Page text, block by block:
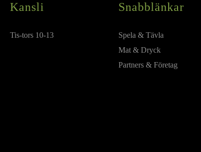
Kansli
Tis-tors 10-13
Snabblänkar
Spela & Tävla
Mat & Dryck
Partners & Företag